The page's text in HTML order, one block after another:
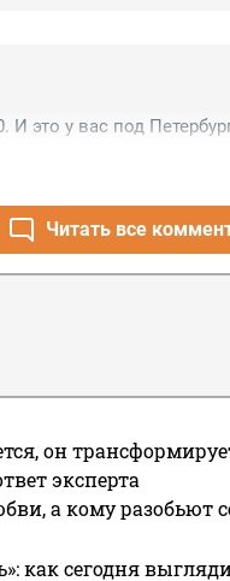
это у вас под
Читать все
он
эксперта
а кому разобьют
как сегодня